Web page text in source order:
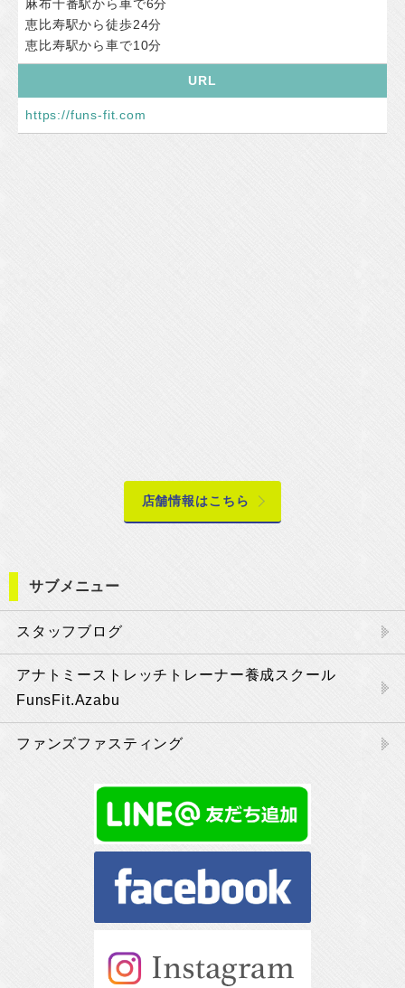
麻布十番駅から車で6分
恵比寿駅から徒歩24分
恵比寿駅から車で10分
URL
https://funs-fit.com
店舗情報はこちら
サブメニュー
スタッフブログ
アナトミーストレッチトレーナー養成スクール
FunsFit.Azabu
ファンズファスティング